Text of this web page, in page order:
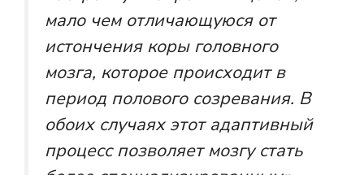
мало чем отличающуюся от
истончения коры головного
мозга, которое происходит в
период полового созревания. В
обоих случаях этот адаптивный
процесс позволяет мозгу стать